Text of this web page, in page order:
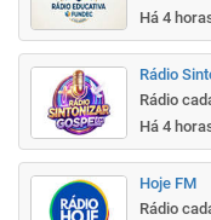
Há 4
Rádio
Rádio
Há 4
Hoje FM
Rádio